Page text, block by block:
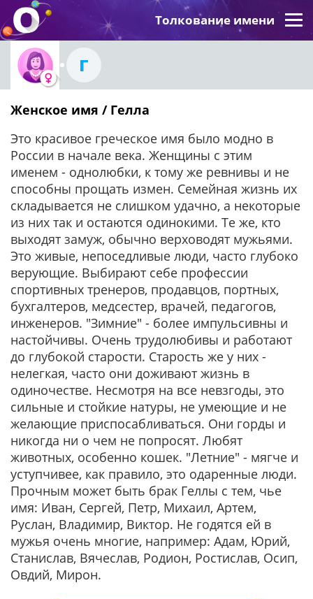
Толкование имени
Г
Женское имя / Гелла
Это красивое греческое имя было модно в
России в начале века. Женщины с этим
именем - однолюбки, к тому же ревнивы и не
способны прощать измен. Семейная жизнь их
складывается не слишком удачно, а некоторые
из них так и остаются одинокими. Те же, кто
выходят замуж, обычно верховодят мужьями.
Это живые, непоседливые люди, часто глубоко
верующие. Выбирают себе профессии
спортивных тренеров, продавцов, портных,
бухгалтеров, медсестер, врачей, педагогов,
инженеров. "Зимние" - более импульсивны и
настойчивы. Очень трудолюбивы и работают
до глубокой старости. Старость же у них -
нелегкая, часто они доживают жизнь в
одиночестве. Несмотря на все невзгоды, это
сильные и стойкие натуры, не умеющие и не
желающие приспосабливаться. Они горды и
никогда ни о чем не попросят. Любят
животных, особенно кошек. "Летние" - мягче и
уступчивее, как правило, это одаренные люди.
Прочным может быть брак Геллы с тем, чье
имя: Иван, Сергей, Петр, Михаил, Артем,
Руслан, Владимир, Виктор. Не годятся ей в
мужья очень многие, например: Адам, Юрий,
Станислав, Вячеслав, Родион, Ростислав, Осип,
Овдий, Мирон.